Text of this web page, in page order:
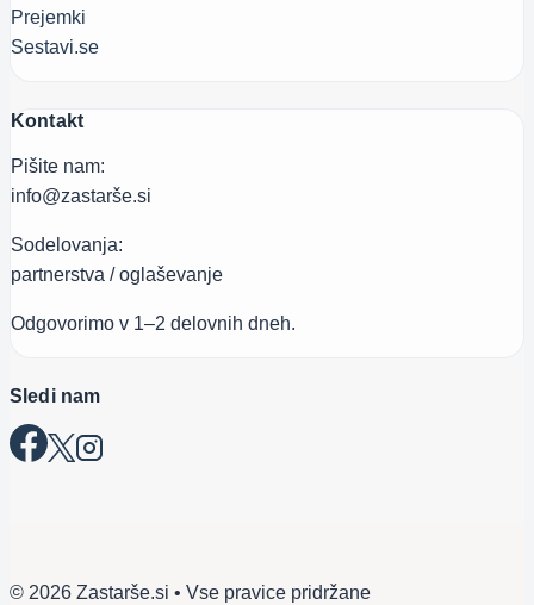
Prejemki
Sestavi.se
Kontakt
Pišite nam:
info@zastarše.si
Sodelovanja:
partnerstva / oglaševanje
Odgovorimo v 1–2 delovnih dneh.
Sledi nam
© 2026 Zastarše.si • Vse pravice pridržane